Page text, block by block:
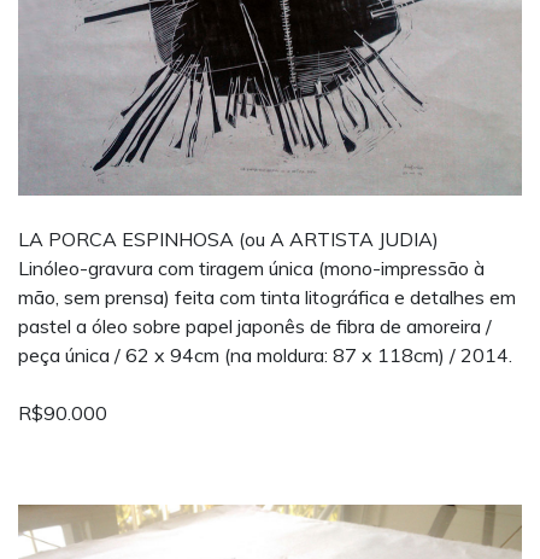
LA PORCA ESPINHOSA (ou A ARTISTA JUDIA)
Linóleo-gravura com tiragem única (mono-impressão à
mão, sem prensa) feita com tinta litográfica e detalhes em
pastel a óleo sobre papel japonês de fibra de amoreira /
peça única / 62 x 94cm (na moldura: 87 x 118cm) / 2014.
R$90.000